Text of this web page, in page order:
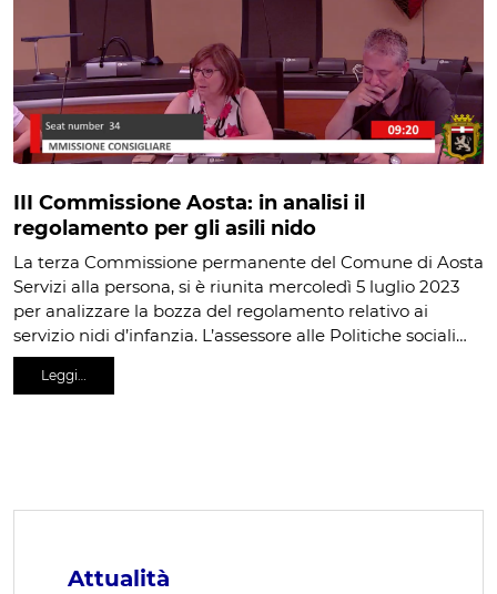
III Commissione Aosta: in analisi il
regolamento per gli asili nido
La terza Commissione permanente del Comune di Aosta
Servizi alla persona, si è riunita mercoledì 5 luglio 2023
per analizzare la bozza del regolamento relativo ai
servizio nidi d’infanzia. L’assessore alle Politiche sociali…
Leggi…
Attualità